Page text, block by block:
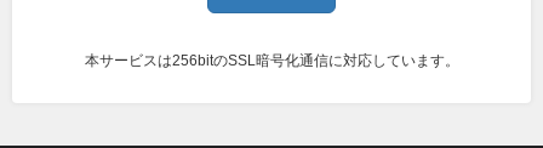
本サービスは256bitのSSL暗号化通信に対応しています。